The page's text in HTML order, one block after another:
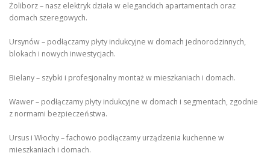
Żoliborz – nasz elektryk działa w eleganckich apartamentach oraz
domach szeregowych.
Ursynów – podłączamy płyty indukcyjne w domach jednorodzinnych,
blokach i nowych inwestycjach.
Bielany – szybki i profesjonalny montaż w mieszkaniach i domach.
Wawer – podłączamy płyty indukcyjne w domach i segmentach, zgodnie
z normami bezpieczeństwa.
Ursus i Włochy – fachowo podłączamy urządzenia kuchenne w
mieszkaniach i domach.